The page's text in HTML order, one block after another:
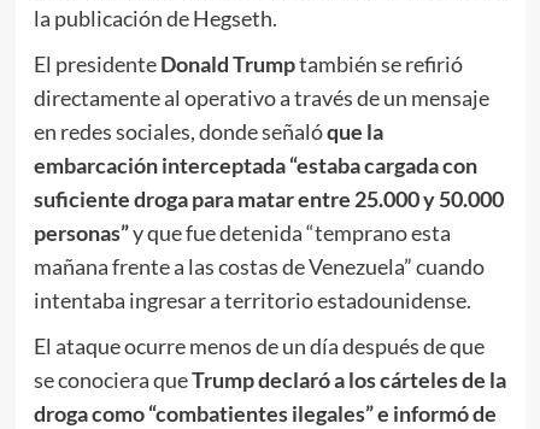
la publicación de Hegseth.
El presidenteDonald Trumptambién se refirió
directamente al operativo a través de un mensaje
en redes sociales, donde señalóque la
embarcación interceptada “estaba cargada con
suficiente droga para matar entre 25.000 y 50.000
personas”y que fue detenida “temprano esta
mañana frente a las costas de Venezuela” cuando
intentaba ingresar a territorio estadounidense.
El ataque ocurre menos de un día después de que
se conociera queTrump declaró a los cárteles de la
droga como “combatientes ilegales” e informó de